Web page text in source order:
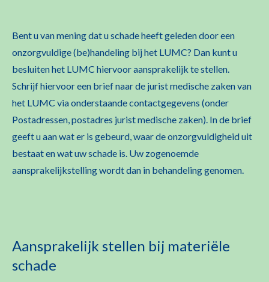
Bent u van mening dat u schade heeft geleden door een
onzorgvuldige (be)handeling bij het LUMC? Dan kunt u
besluiten het LUMC hiervoor aansprakelijk te stellen.
Schrijf hiervoor een brief naar de jurist medische zaken van
het LUMC via onderstaande contactgegevens (onder
Postadressen, postadres jurist medische zaken). In de brief
geeft u aan wat er is gebeurd, waar de onzorgvuldigheid uit
bestaat en wat uw schade is. Uw zogenoemde
aansprakelijkstelling wordt dan in behandeling genomen.
Aansprakelijk stellen bij materiële
schade